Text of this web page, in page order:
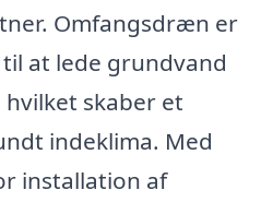
Omfangsdræn er
at lede grundvand
skaber et
indeklima. Med
installation af